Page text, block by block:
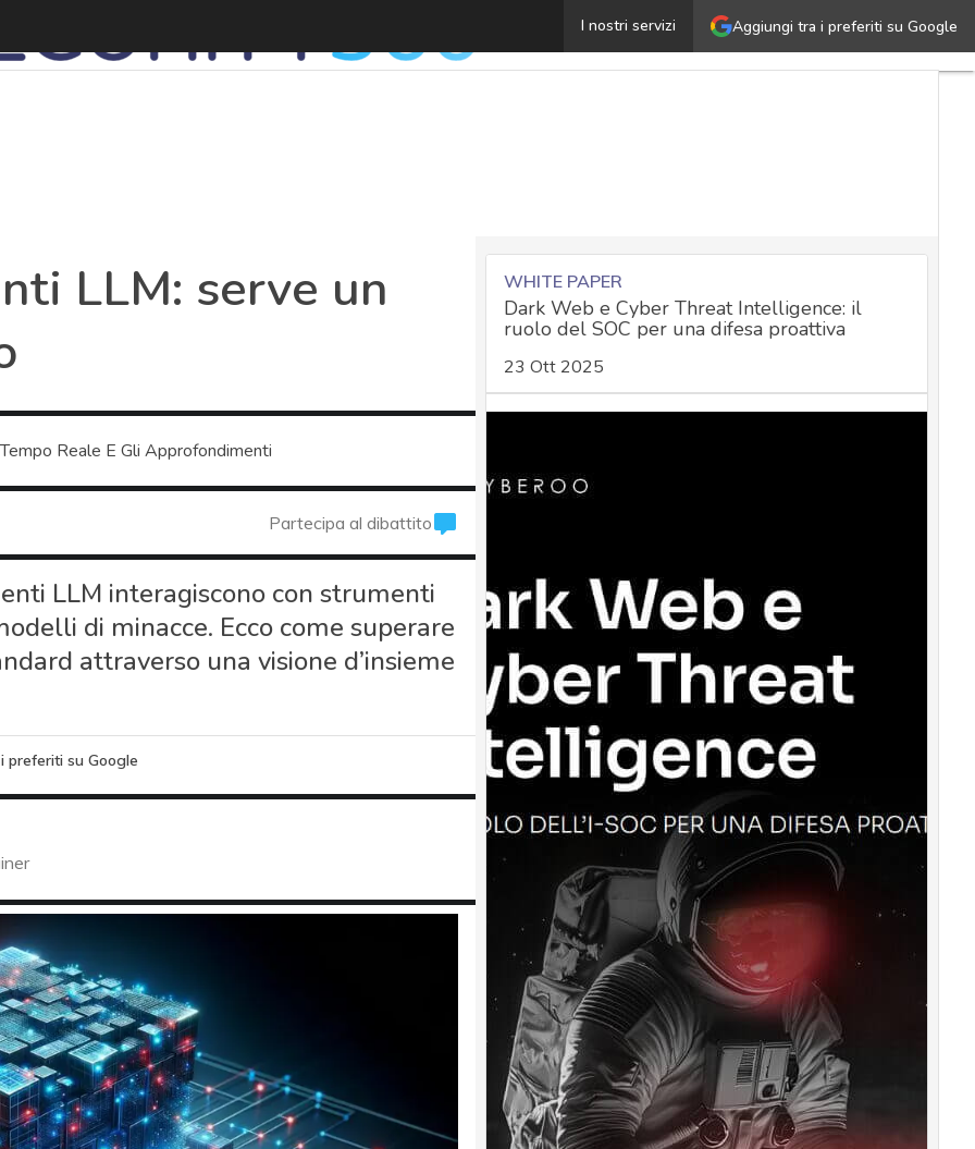
Aggiungi tra i preferiti su Google
I nostri servizi
Sicurezza degli agenti LLM: serve un framework
LLM: serve un
Reale E Gli Approfondimenti
Partecipa al dibattito
LLM interagiscono con strumenti
di minacce. Ecco come superare
attraverso una visione d’insieme
preferiti su Google
WHITE PAPER
Dark Web e Cyber Threat Intelligence: il
ruolo del SOC per una difesa proattiva
23 Ott 2025